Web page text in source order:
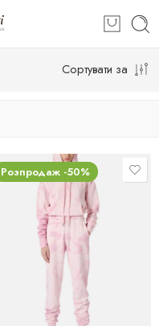
Сортувати за
Розпродаж -50%